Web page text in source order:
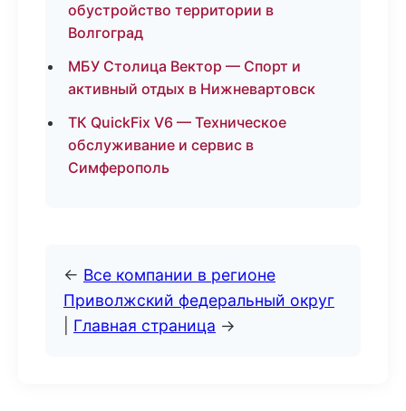
обустройство территории в
Волгоград
МБУ Столица Вектор — Спорт и
активный отдых в Нижневартовск
ТК QuickFix V6 — Техническое
обслуживание и сервис в
Симферополь
← Все компании в регионе
Приволжский федеральный округ
Главная страница →